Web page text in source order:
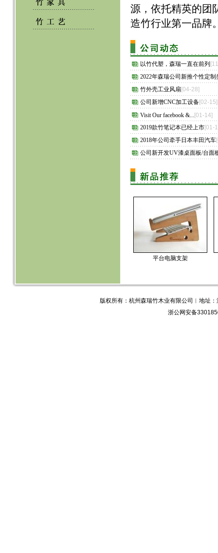
源，依托精英的团
造竹行业第一品牌
以竹代塑，森瑞一直在前列
2022年森瑞公司新推个性定制
竹外壳工业风扇 [04-28]
公司新增CNC加工设备[02-15]
Visit Our facebook &... [01-14]
2019款竹笔记本已经上市[01-
2018年公司牵手日本丰田汽车
公司新开发UV漆桌面板/台面
平台电脑支架
版权所有：杭州森瑞竹木业有限公司︱地址
浙公网安备